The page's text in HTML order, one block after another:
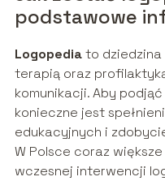
podstawowe
Logopediato dziedzina
terapią oraz
komunikacji. Aby
konieczne jest
edukacyjnych i
W Polsce coraz
wczesnej interwencji